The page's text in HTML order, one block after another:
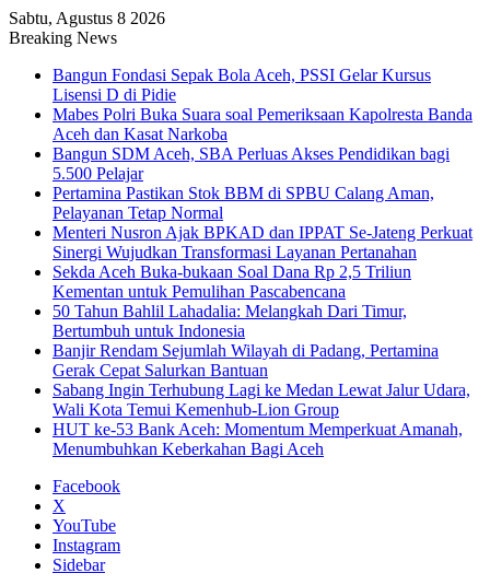
Sabtu, Agustus 8 2026
Breaking News
Bangun Fondasi Sepak Bola Aceh, PSSI Gelar Kursus
Lisensi D di Pidie
Mabes Polri Buka Suara soal Pemeriksaan Kapolresta Banda
Aceh dan Kasat Narkoba
Bangun SDM Aceh, SBA Perluas Akses Pendidikan bagi
5.500 Pelajar
Pertamina Pastikan Stok BBM di SPBU Calang Aman,
Pelayanan Tetap Normal
Menteri Nusron Ajak BPKAD dan IPPAT Se-Jateng Perkuat
Sinergi Wujudkan Transformasi Layanan Pertanahan
Sekda Aceh Buka-bukaan Soal Dana Rp 2,5 Triliun
Kementan untuk Pemulihan Pascabencana
50 Tahun Bahlil Lahadalia: Melangkah Dari Timur,
Bertumbuh untuk Indonesia
Banjir Rendam Sejumlah Wilayah di Padang, Pertamina
Gerak Cepat Salurkan Bantuan
Sabang Ingin Terhubung Lagi ke Medan Lewat Jalur Udara,
Wali Kota Temui Kemenhub-Lion Group
HUT ke-53 Bank Aceh: Momentum Memperkuat Amanah,
Menumbuhkan Keberkahan Bagi Aceh
Facebook
X
YouTube
Instagram
Sidebar